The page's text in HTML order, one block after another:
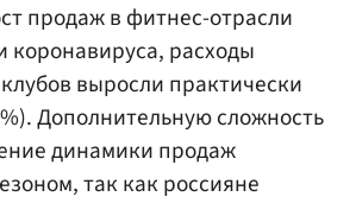
продаж в фитнес-отрасли
коронавируса, расходы
выросли практически
Дополнительную сложность
динамики продаж
так как россияне